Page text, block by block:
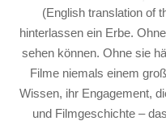
(English translation of
hinterlassen ein Erbe.
sehen können. Ohne sie
Filme niemals einem
Wissen, ihr Engagement,
und Filmgeschichte –